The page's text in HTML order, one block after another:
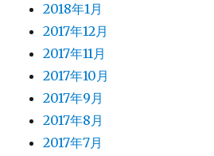
2018年1月
2017年12月
2017年11月
2017年10月
2017年9月
2017年8月
2017年7月